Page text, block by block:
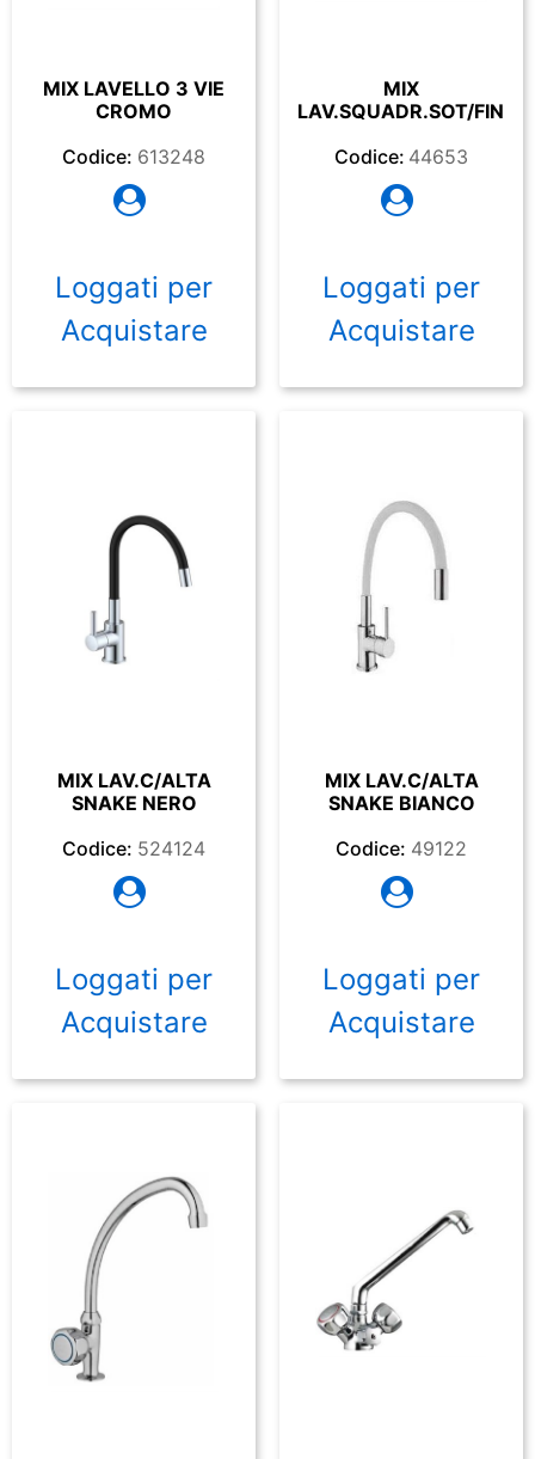
MIX LAVELLO 3 VIE
CROMO
Codice: 613248
Loggati per
Acquistare
MIX
LAV.SQUADR.SOT/
Codice: 44653
Loggati per
Acquistare
MIX LAV.C/ALTA
SNAKE NERO
Codice: 524124
Loggati per
Acquistare
MIX LAV.C/ALTA
SNAKE BIANCO
Codice: 49122
Loggati per
Acquistare